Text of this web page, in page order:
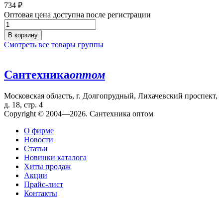
734 ₽
Оптовая цена доступна после регистрации
В корзину
Смотреть все товары группы
Сантехникаоптом
Московская область, г. Долгопрудный, Лихачевский проспект,
д. 18, стр. 4
Copyright © 2004—2026. Сантехника оптом
О фирме
Новости
Статьи
Новинки каталога
Хиты продаж
Акции
Прайс-лист
Контакты